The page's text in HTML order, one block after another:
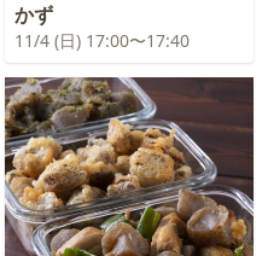
かず
11/4 (日) 17:00〜17:40